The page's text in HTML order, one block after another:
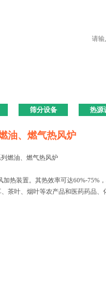
筛分设备 热源
油、燃气热风炉
装置。其热效率可达60%-75%
茶叶、烟叶等农产品和医药药品、